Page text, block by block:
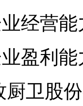
营能
能力
卫股份